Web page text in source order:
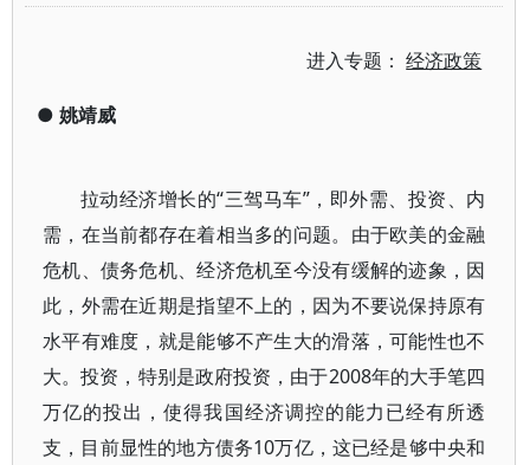
进入专题：经济政策
● 姚靖威
拉动经济增长的“三驾马车”，即外需、投资、内
需，在当前都存在着相当多的问题。由于欧美的金融
危机、债务危机、经济危机至今没有缓解的迹象，因
此，外需在近期是指望不上的，因为不要说保持原有
水平有难度，就是能够不产生大的滑落，可能性也不
大。投资，特别是政府投资，由于2008年的大手笔四
万亿的投出，使得我国经济调控的能力已经有所透
支，目前显性的地方债务10万亿，这已经是够中央和